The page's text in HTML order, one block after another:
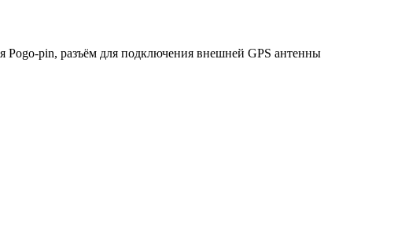
pin, разъём для подключения внешней GPS антенны